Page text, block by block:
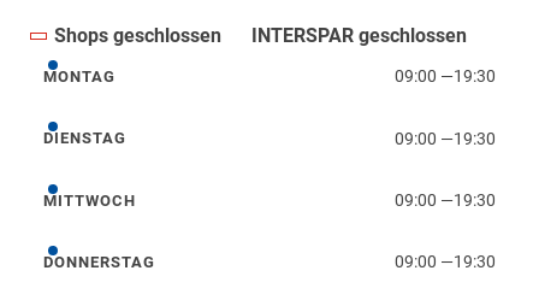
Shops geschlossen INTERSPAR geschlossen
Montag
MONTAG 09:00 —19:30
Dienstag
DIENSTAG 09:00 —19:30
Mittwoch
MITTWOCH 09:00 —19:30
Donnerstag
DONNERSTAG 09:00 —19:30